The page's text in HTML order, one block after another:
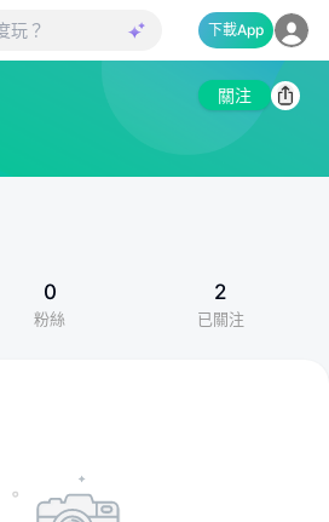
下載App
關注
0
粉絲
2
已關注